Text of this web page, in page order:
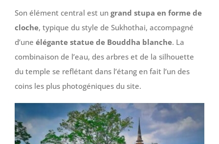
Son élément central est un grand stupa en forme de
cloche, typique du style de Sukhothai, accompagné
d’une élégante statue de Bouddha blanche. La
combinaison de l’eau, des arbres et de la silhouette
du temple se reflétant dans l’étang en fait l’un des
coins les plus photogéniques du site.